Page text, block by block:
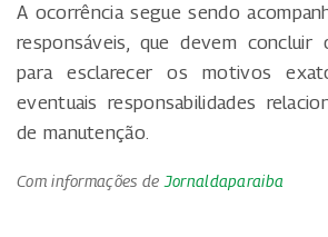
A ocorrência segue sendo
responsáveis, que devem concluir
para esclarecer os motivos
eventuais responsabilidades
de manutenção.
Com informações de Jornaldaparaiba